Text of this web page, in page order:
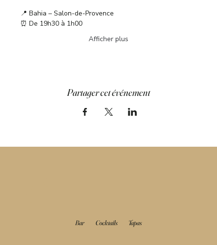
📍 Bahia – Salon-de-Provence
⏰ De 19h30 à 1h00
Afficher plus
Partager cet événement
Bar Cocktails Tapas